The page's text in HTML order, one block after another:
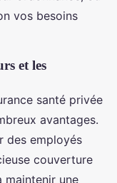
vos besoins
et les
santé privée
avantages.
des employés
couverture
maintenir une